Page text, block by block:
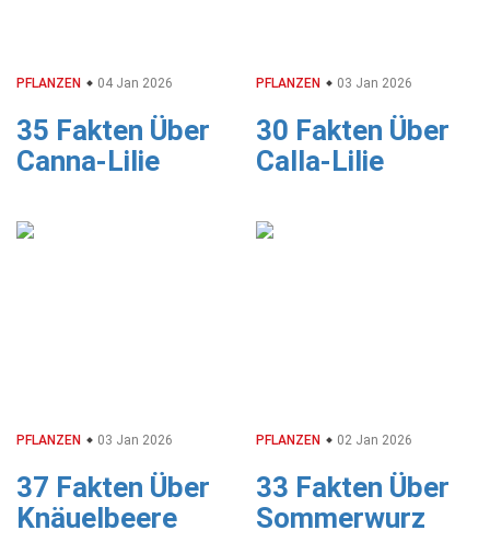
PFLANZEN 04 Jan 2026
35 Fakten Über
Canna-Lilie
PFLANZEN 03 Jan 2026
30 Fakten Über
Calla-Lilie
PFLANZEN 03 Jan 2026
37 Fakten Über
Knäuelbeere
PFLANZEN 02 Jan 2026
33 Fakten Über
Sommerwurz